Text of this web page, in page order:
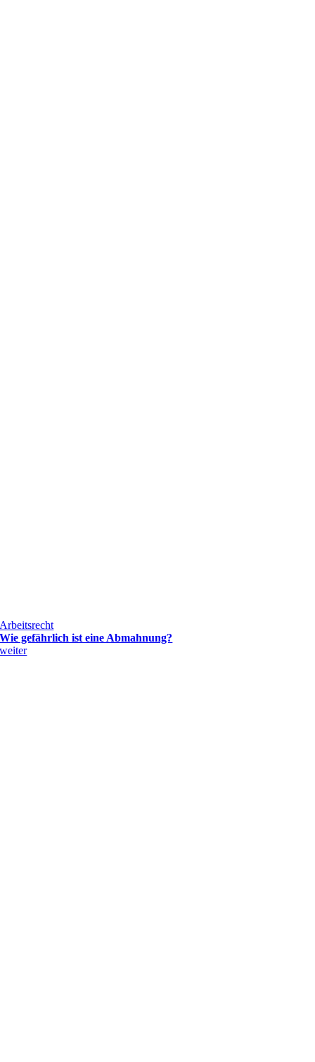
Arbeitsrecht
Wie gefährlich ist eine Abmahnung?
weiter